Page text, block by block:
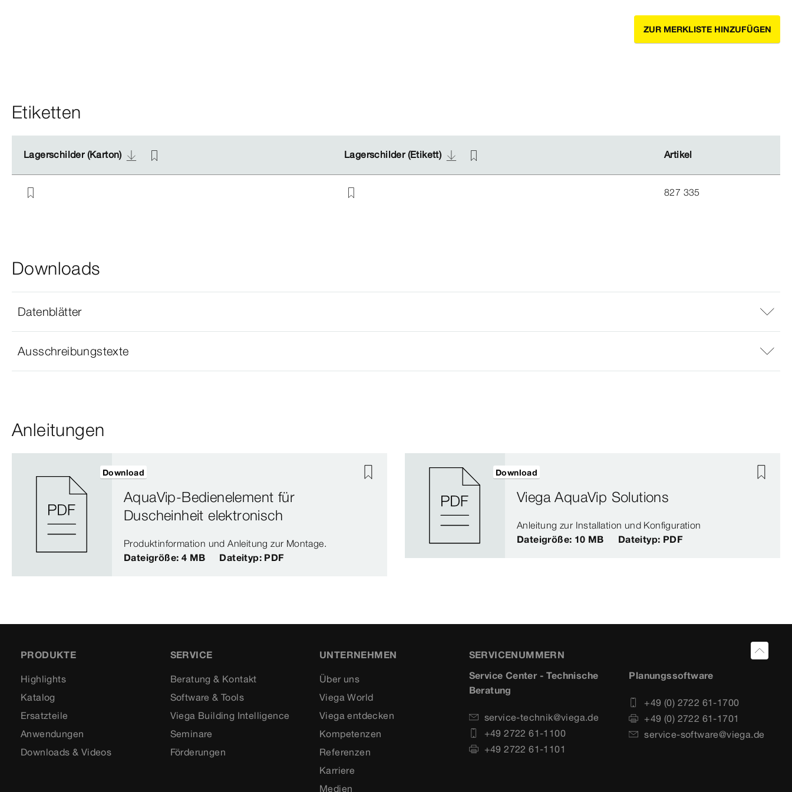
ZUR MERKLISTE HINZUFÜGEN
Etiketten
Lagerschilder (Karton) Lagerschilder (Etikett) Artikel
Lagerschilder (Karton) Lagerschilder (Etikett) Artikel
827 335
Downloads
Datenblätter
Ausschreibungstexte
Anleitungen
AquaVip-Bedienelement für
Duscheinheit elektronisch
Produktinformation und Anleitung zur Montage.
Dateigröße: 4 MB
Dateityp: PDF
Download
Viega AquaVip Solutions
Anleitung zur Installation und Konfiguration
Dateigröße: 10 MB
Dateityp: PDF
Download
PRODUKTE
Highlights
Katalog
Ersatzteile
Anwendungen
Downloads & Videos
SERVICE
Beratung & Kontakt
Software & Tools
Viega Building Intelligence
Seminare
Förderungen
UNTERNEHMEN
Über uns
Viega World
Viega entdecken
Kompetenzen
Referenzen
Karriere
Medien
SERVICENUMMERN
Service Center - Technische
Beratung
service-technik@viega.de
+49 2722 61-1100
+49 2722 61-1101
Planungssoftware
+49 (0) 2722 61-1700
+49 (0) 2722 61-1701
service-software@viega.de